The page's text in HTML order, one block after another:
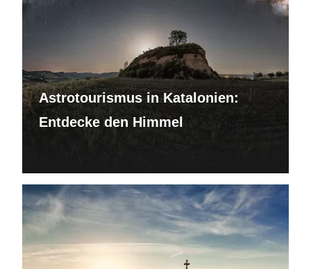
Astrotourismus in Katalonien:
Entdecke den Himmel